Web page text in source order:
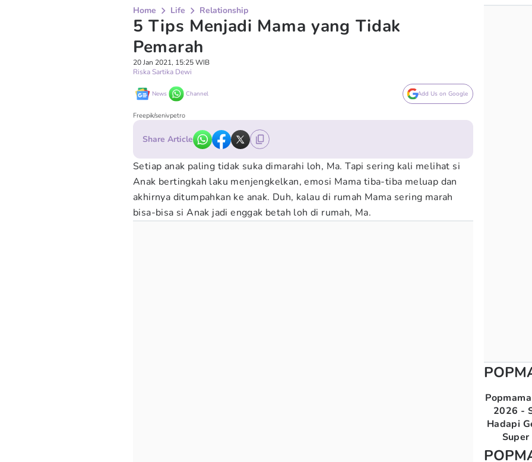
Home Life Relationship
5 Tips Menjadi Mama yang Tidak
Pemarah
20 Jan 2021, 15:25 WIB
Riska Sartika Dewi
News Channel Add Us on Google
Freepik/senivpetro
Share Article
Setiap anak paling tidak suka dimarahi loh, Ma. Tapi sering kali melihat si
Anak bertingkah laku menjengkelkan, emosi Mama tiba-tiba meluap dan
akhirnya ditumpahkan ke anak. Duh, kalau di rumah Mama sering marah
bisa-bisa si Anak jadi enggak betah loh di rumah, Ma.
2026 -
Hadapi